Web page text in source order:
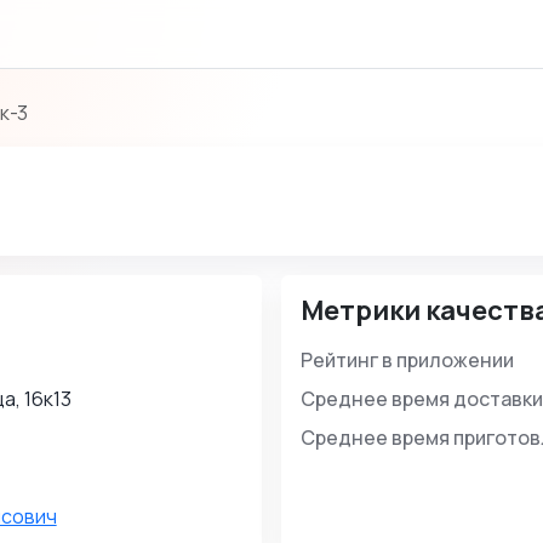
3
16к13
Метрики
Рейтинг в приложении
Среднее время доставки
Среднее время